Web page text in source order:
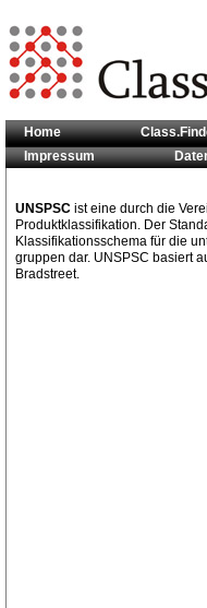
Sie sind hier:
Home
Impressum
UNSPSC ist eine durch die
Produktklassifikation. Der
Klassifikationsschema für die
gruppen dar. UNSPSC basiert
Bradstreet.